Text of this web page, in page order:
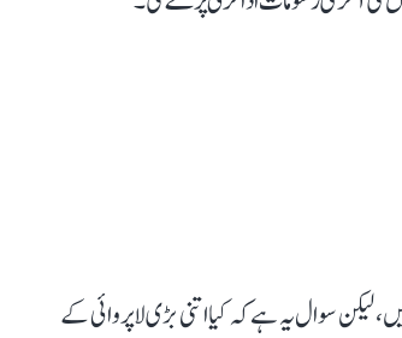
لیکن سوال یہ ہے کہ کیا اتنی بڑی لاپروائی کے